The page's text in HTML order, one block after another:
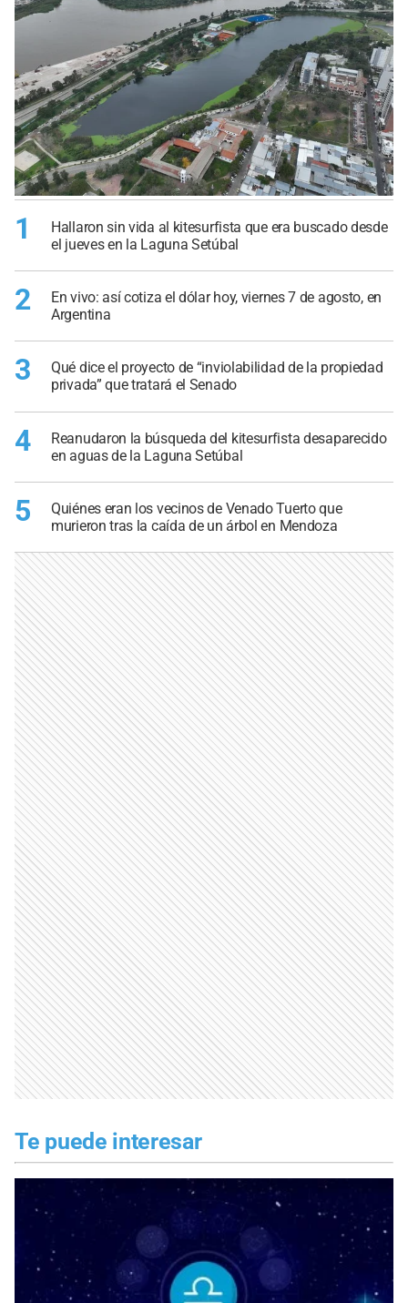
1
Hallaron sin vida al kitesurfista que era buscado desde
el jueves en la Laguna Setúbal
2
En vivo: así cotiza el dólar hoy, viernes 7 de agosto, en
Argentina
3
Qué dice el proyecto de “inviolabilidad de la propiedad
privada” que tratará el Senado
4
Reanudaron la búsqueda del kitesurfista desaparecido
en aguas de la Laguna Setúbal
5
Quiénes eran los vecinos de Venado Tuerto que
murieron tras la caída de un árbol en Mendoza
Te puede interesar